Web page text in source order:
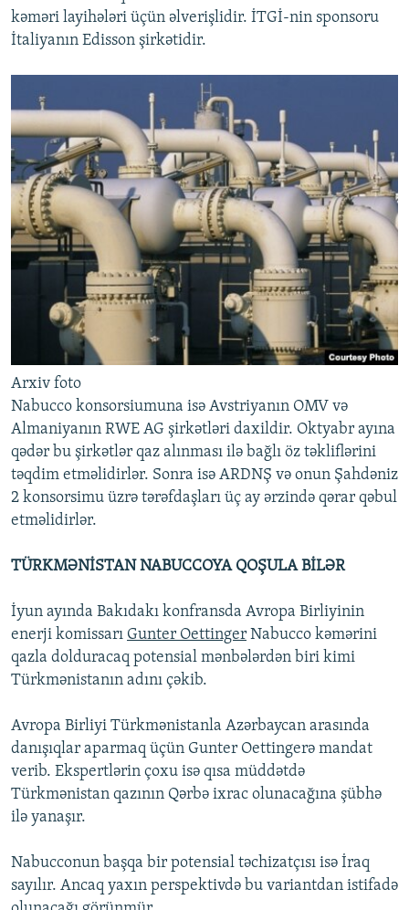
kəməri layihələri üçün əlverişlidir. İTGİ-nin sponsoru
İtaliyanın Edisson şirkətidir.
Arxiv foto
Nabucco konsorsiumuna isə Avstriyanın OMV və
Almaniyanın RWE AG şirkətləri daxildir. Oktyabr ayına
qədər bu şirkətlər qaz alınması ilə bağlı öz təkliflərini
təqdim etməlidirlər. Sonra isə ARDNŞ və onun Şahdəniz
2 konsorsimu üzrə tərəfdaşları üç ay ərzində qərar qəbul
etməlidirlər.
TÜRKMƏNİSTAN NABUCCOYA QOŞULA BİLƏR
İyun ayında Bakıdakı konfransda Avropa Birliyinin
enerji komissarı Gunter Oettinger Nabucco kəmərini
qazla dolduracaq potensial mənbələrdən biri kimi
Türkmənistanın adını çəkib.
Avropa Birliyi Türkmənistanla Azərbaycan arasında
danışıqlar aparmaq üçün Gunter Oettingerə mandat
verib. Ekspertlərin çoxu isə qısa müddətdə
Türkmənistan qazının Qərbə ixrac olunacağına şübhə
ilə yanaşır.
Nabucconun başqa bir potensial təchizatçısı isə İraq
sayılır. Ancaq yaxın perspektivdə bu variantdan istifadə